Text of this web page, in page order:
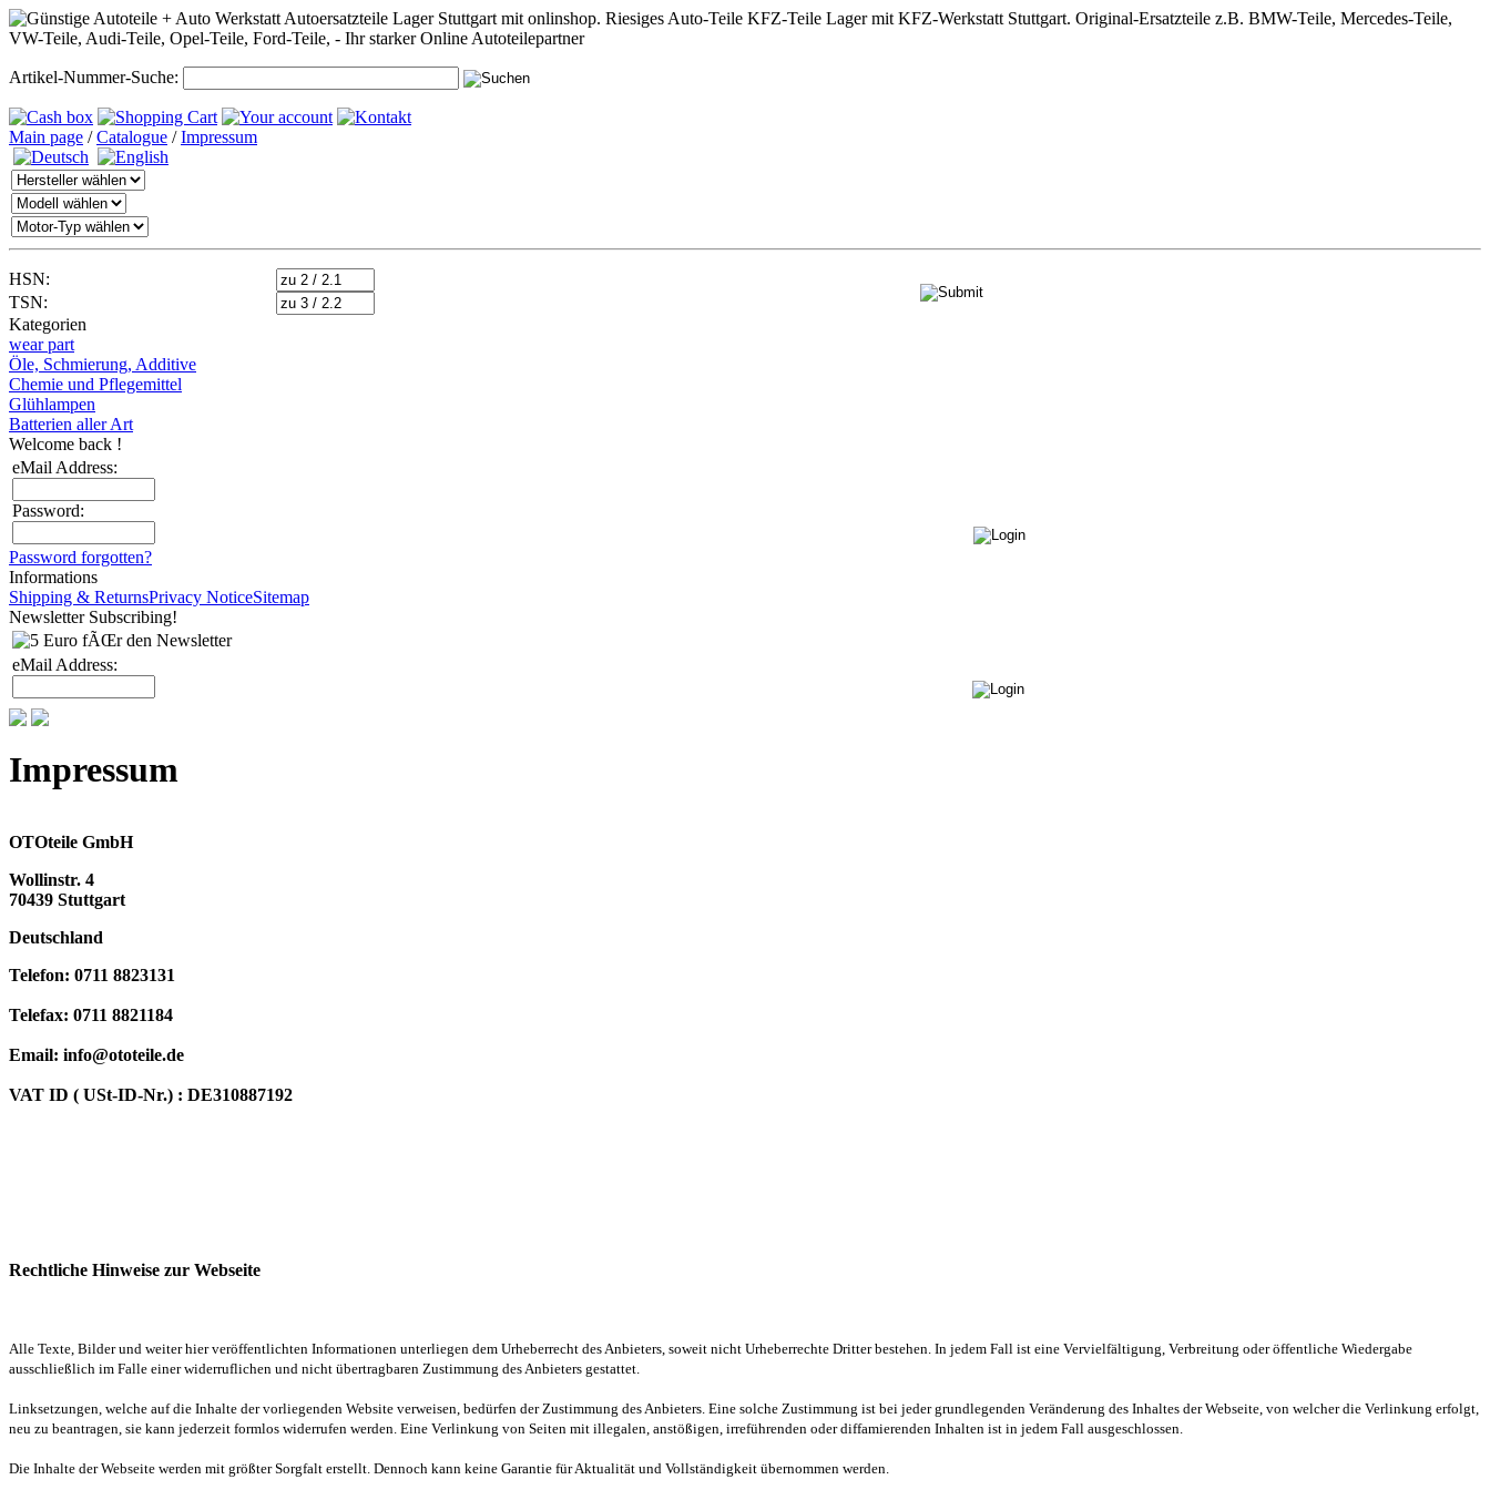
Artikel-Nummer-Suche:
Main page /Catalogue /Impressum
HSN:
TSN:
Kategorien
wear part
Öle, Schmierung, Additive
Chemie und Pflegemittel
Glühlampen
Batterien aller Art
Welcome back !
eMail Address:
Password:
Password forgotten?
Informations
Shipping & ReturnsPrivacy NoticeSitemap
Newsletter Subscribing!
eMail Address:
Impressum
OTOteile GmbH
Wollinstr. 4
70439 Stuttgart
Deutschland
Telefon: 0711 8823131
Telefax: 0711 8821184
Email: info@ototeile.de
VAT ID ( USt-ID-Nr.) : DE310887192
Rechtliche Hinweise zur Webseite
Alle Texte, Bilder und weiter hier veröffentlichten Informationen unterliegen dem Urheberrecht des Anbieters, soweit nicht Urheberrechte Dritter bestehen. In jedem Fall ist eine Vervielfältigung, Verbreitung oder öffentliche Wiedergabe
ausschließlich im Falle einer widerruflichen und nicht übertragbaren Zustimmung des Anbieters gestattet.
Linksetzungen, welche auf die Inhalte der vorliegenden Website verweisen, bedürfen der Zustimmung des Anbieters. Eine solche Zustimmung ist bei jeder grundlegenden Veränderung des Inhaltes der Webseite, von welcher die Verlinkung erfolgt,
neu zu beantragen, sie kann jederzeit formlos widerrufen werden. Eine Verlinkung von Seiten mit illegalen, anstößigen, irreführenden oder diffamierenden Inhalten ist in jedem Fall ausgeschlossen.
Die Inhalte der Webseite werden mit größter Sorgfalt erstellt. Dennoch kann keine Garantie für Aktualität und Vollständigkeit übernommen werden.